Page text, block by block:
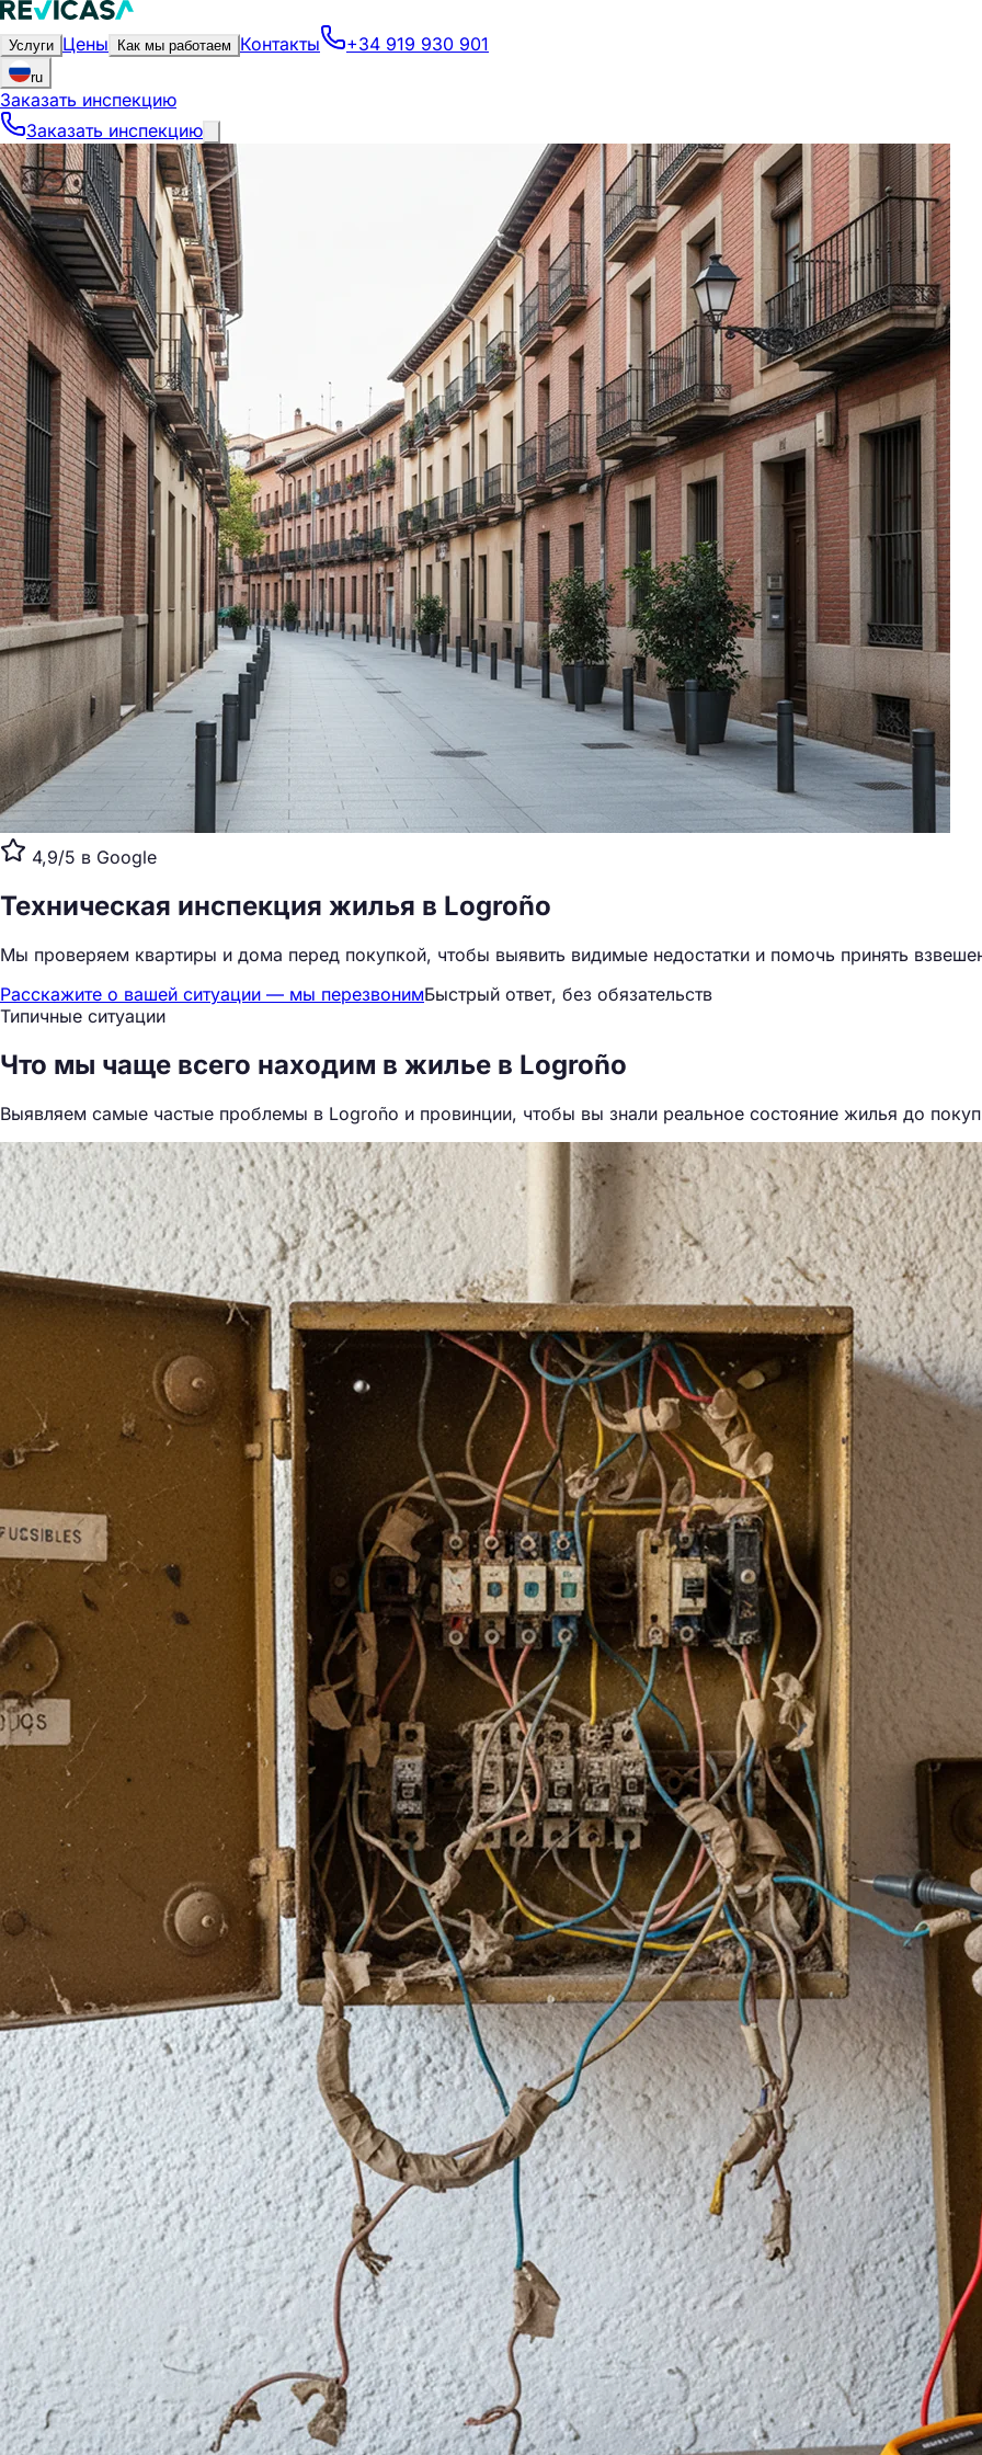
Услуги Цены Как мы работаем Контакты +34 919 930 901
ru
Заказать инспекцию
Заказать инспекцию
4,9/5 в Google
Техническая инспекция жилья в Logroño
Мы проверяем квартиры и дома перед покупкой, чтобы выявить видимые недостатки и помочь принять
Расскажите о вашей ситуации — мы перезвонимБыстрый ответ, без обязательств
Типичные ситуации
Что мы чаще всего находим в жилье в Logroño
Выявляем самые частые проблемы в Logroño и провинции, чтобы вы знали реальное состояние жилья до